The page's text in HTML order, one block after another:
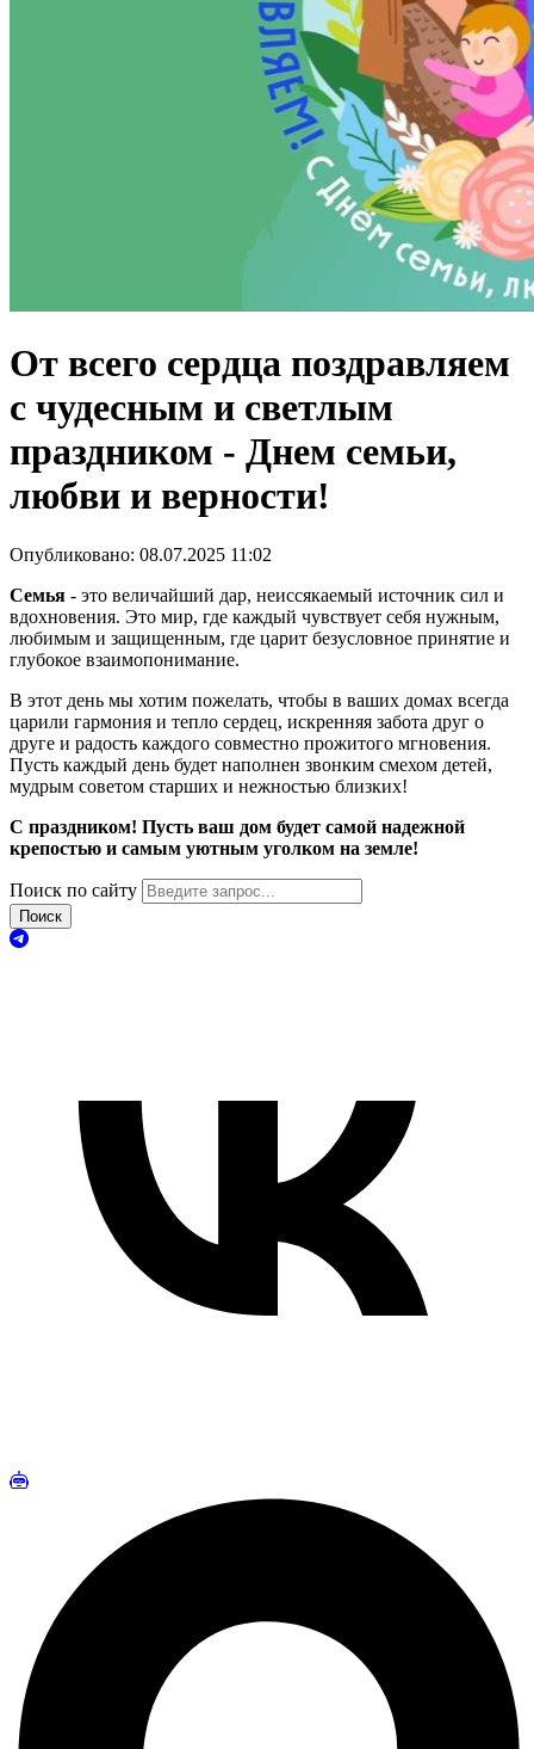
От всего сердца поздравляем
с чудесным и светлым
праздником - Днем семьи,
любви и верности!
Опубликовано: 08.07.2025 11:02
Семья - это величайший дар, неиссякаемый источник сил и
вдохновения. Это мир, где каждый чувствует себя нужным,
любимым и защищенным, где царит безусловное принятие и
глубокое взаимопонимание.
В этот день мы хотим пожелать, чтобы в ваших домах всегда
царили гармония и тепло сердец, искренняя забота друг о
друге и радость каждого совместно прожитого мгновения.
Пусть каждый день будет наполнен звонким смехом детей,
мудрым советом старших и нежностью близких!
С праздником! Пусть ваш дом будет самой надежной
крепостью и самым уютным уголком на земле!
Поиск по сайту
Поиск